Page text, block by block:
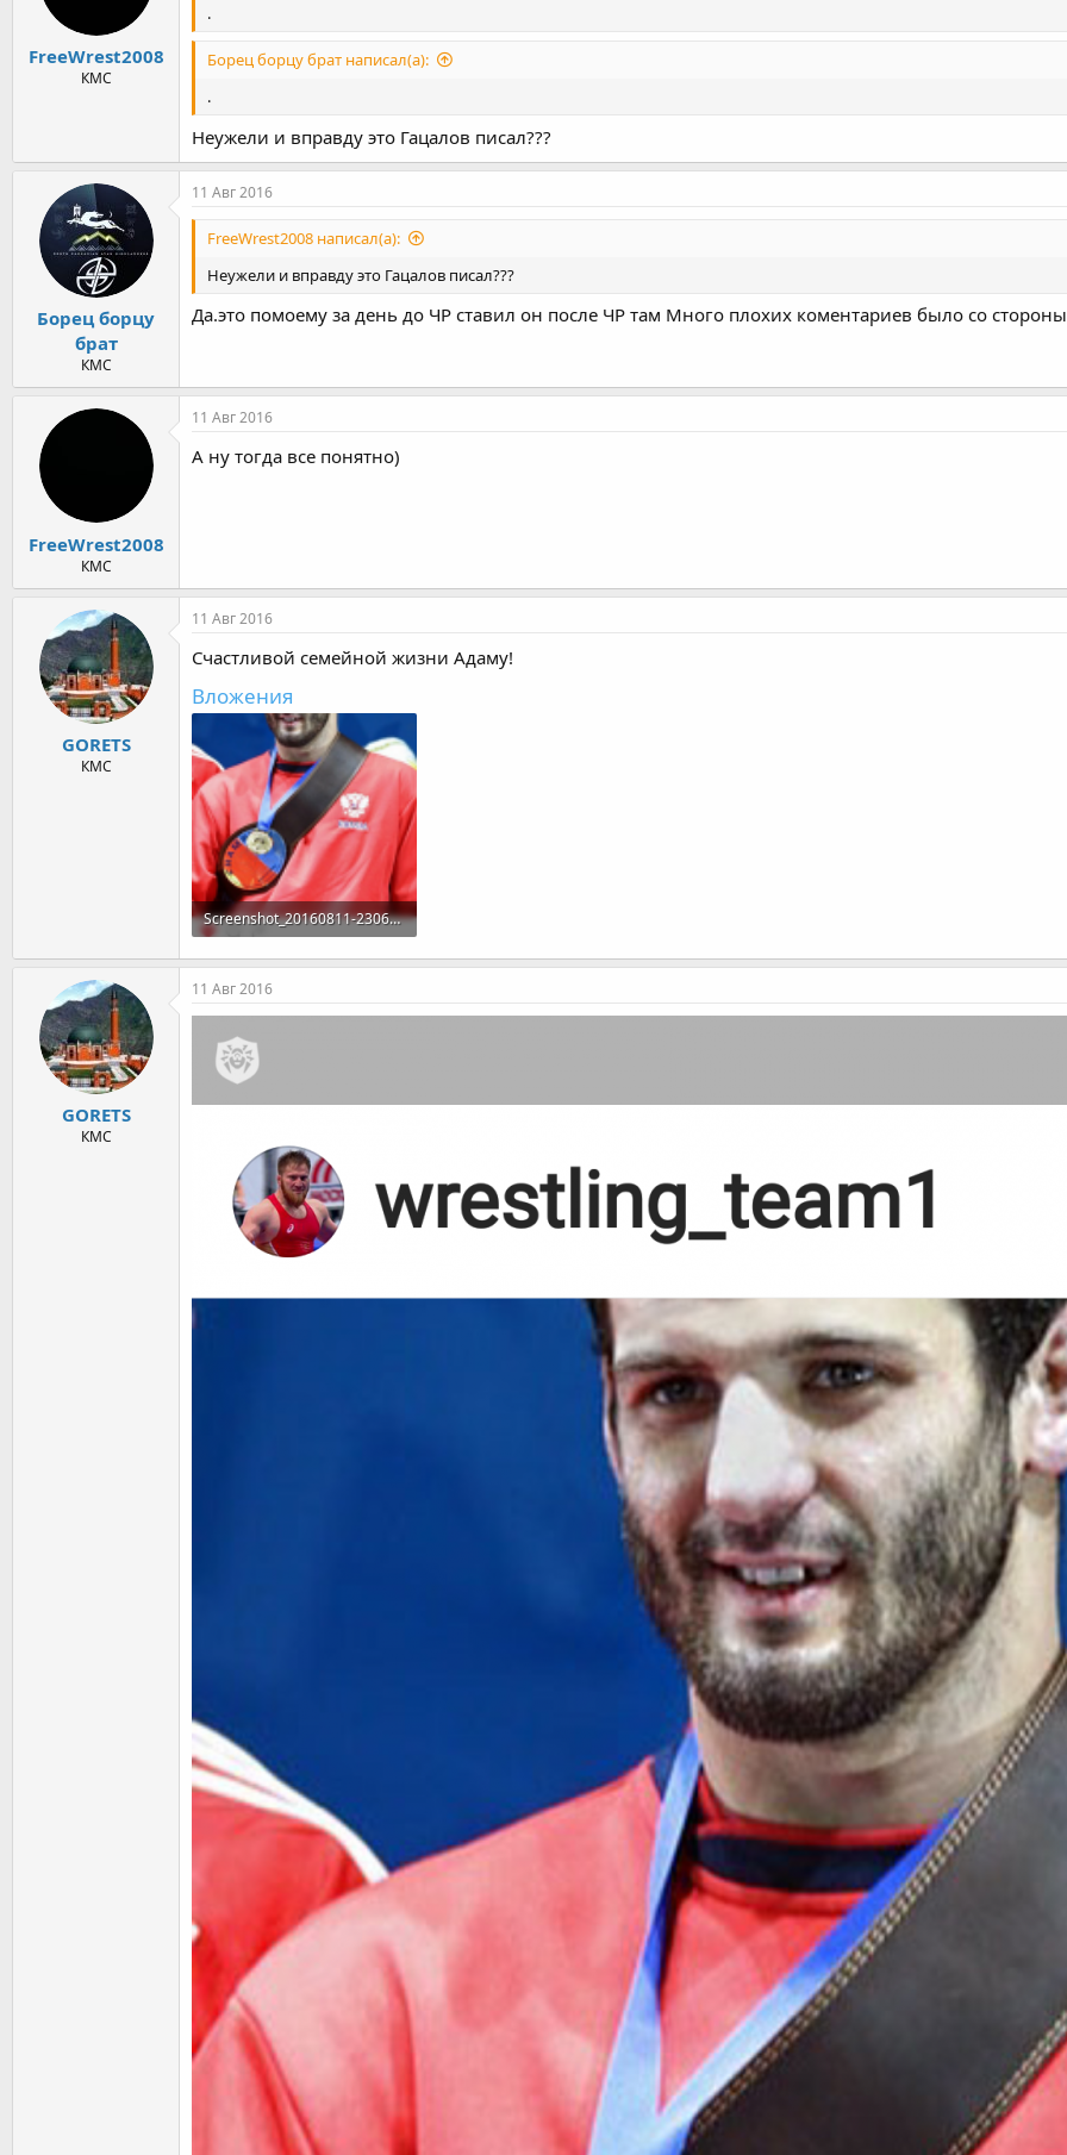
FreeWrest2008
КМС
.
Борец борцу брат написал(а):
.
Неужели и вправду это Гацалов писал???
Борец борцу
брат
КМС
11 Авг 2016
FreeWrest2008 написал(а):
Неужели и вправду это Гацалов писал???
Да.это помоему за день до ЧР ставил он после ЧР там Много плохих коментариев было со
FreeWrest2008
КМС
11 Авг 2016
А ну тогда все понятно)
GORETS
КМС
11 Авг 2016
Счастливой семейной жизни Адаму!
Вложения
Screenshot_20160811-230642.png
1,6 MB · Просмотры: 907
GORETS
КМС
11 Авг 2016